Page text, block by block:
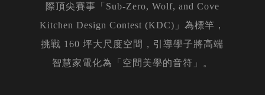
際頂尖賽事「Sub-Zero, Wolf, and Cove
Kitchen Design Contest (KDC)」為標竿，
挑戰 160 坪大尺度空間，引導學子將高端
智慧家電化為「空間美學的音符」。